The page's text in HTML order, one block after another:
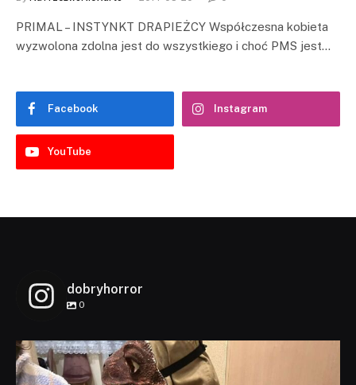
PRIMAL – INSTYNKT DRAPIEŻCY Współczesna kobieta
wyzwolona zdolna jest do wszystkiego i choć PMS jest…
Facebook Instagram
YouTube
dobryhorror
0
dobryhorror
Lis 1